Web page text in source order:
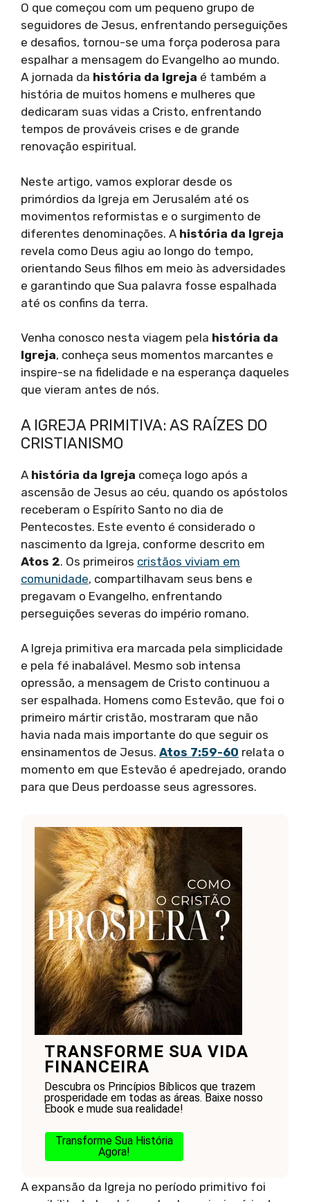
O que começou com um pequeno grupo de
seguidores de Jesus, enfrentando perseguições
e desafios, tornou-se uma força poderosa para
espalhar a mensagem do Evangelho ao mundo.
A jornada da história da Igreja é também a
história de muitos homens e mulheres que
dedicaram suas vidas a Cristo, enfrentando
tempos de prováveis crises e de grande
renovação espiritual.
Neste artigo, vamos explorar desde os
primórdios da Igreja em Jerusalém até os
movimentos reformistas e o surgimento de
diferentes denominações. A história da Igreja
revela como Deus agiu ao longo do tempo,
orientando Seus filhos em meio às adversidades
e garantindo que Sua palavra fosse espalhada
até os confins da terra.
Venha conosco nesta viagem pela história da
Igreja, conheça seus momentos marcantes e
inspire-se na fidelidade e na esperança daqueles
que vieram antes de nós.
A IGREJA PRIMITIVA: AS RAÍZES DO
CRISTIANISMO
A história da Igreja começa logo após a
ascensão de Jesus ao céu, quando os apóstolos
receberam o Espírito Santo no dia de
Pentecostes. Este evento é considerado o
nascimento da Igreja, conforme descrito em
Atos 2. Os primeiros cristãos viviam em
comunidade, compartilhavam seus bens e
pregavam o Evangelho, enfrentando
perseguições severas do império romano.
A Igreja primitiva era marcada pela simplicidade
e pela fé inabalável. Mesmo sob intensa
opressão, a mensagem de Cristo continuou a
ser espalhada. Homens como Estevão, que foi o
primeiro mártir cristão, mostraram que não
havia nada mais importante do que seguir os
ensinamentos de Jesus. Atos 7:59-60 relata o
momento em que Estevão é apedrejado, orando
para que Deus perdoasse seus agressores.
TRANSFORME SUA VIDA
FINANCEIRA
Descubra os Princípios Bíblicos que trazem
prosperidade em todas as áreas. Baixe nosso
Ebook e mude sua realidade!
Transforme Sua História
Agora!
A expansão da Igreja no período primitivo foi